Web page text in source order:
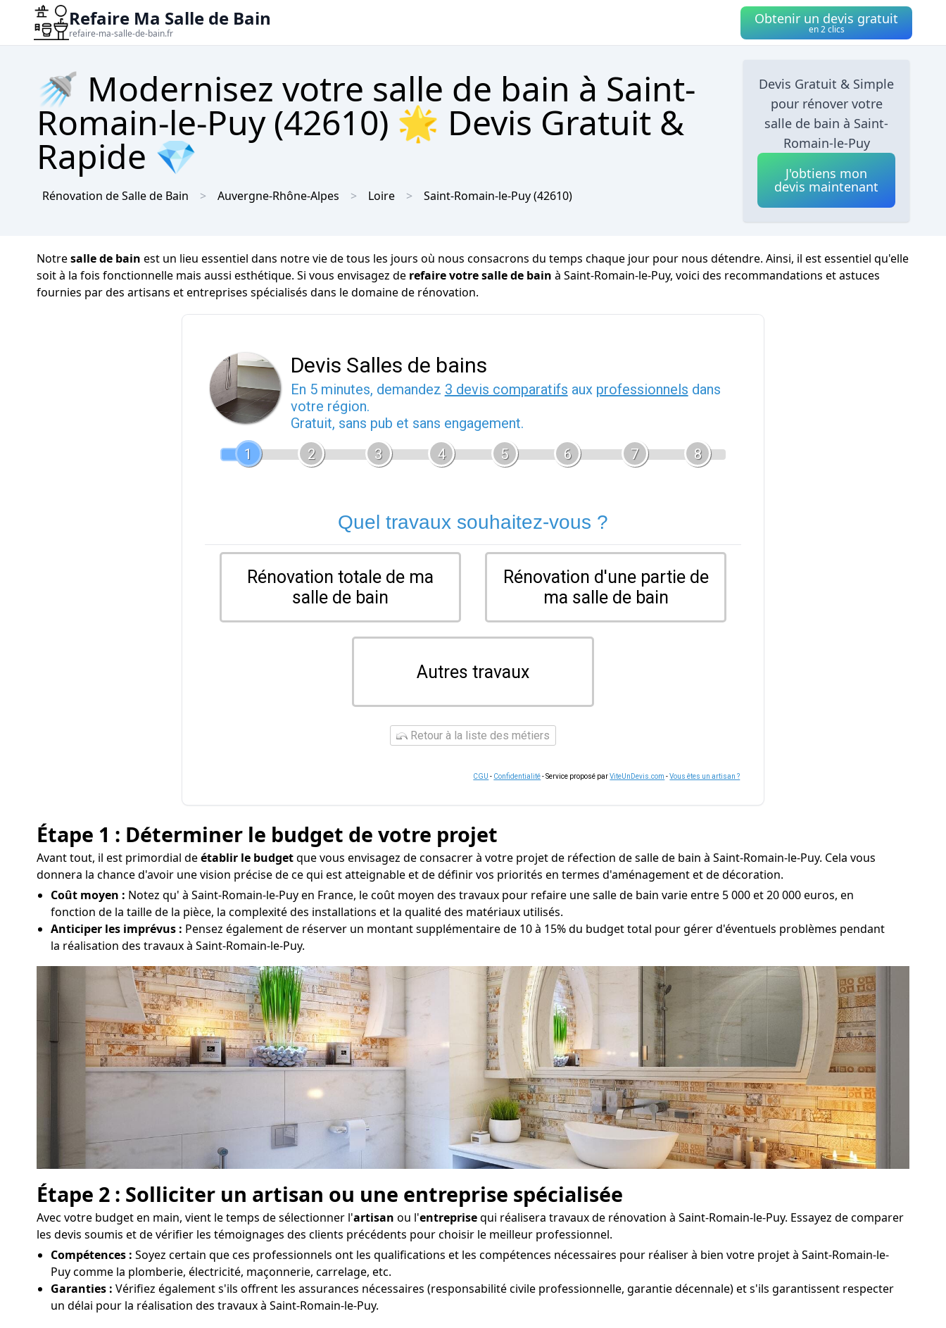
Refaire Ma Salle de Bain
refaire-ma-salle-de-bain.fr
Obtenir un devis gratuit
en 2 clics
🚿 Modernisez votre salle de bain à Saint-
Romain-le-Puy (42610) 🌟 Devis Gratuit &
Rapide 💎
Rénovation de Salle de Bain Auvergne-Rhône-Alpes Loire Saint-Romain-le-Puy(42610)
Devis Gratuit & Simple
pour rénover votre
salle de bain à Saint-
Romain-le-Puy
J'obtiens mon
devis maintenant
Notresalle de bain est un lieu essentiel dans notre vie de tous les jours où nous consacrons du temps chaque jour pour nous détendre. Ainsi, il est essentiel qu'elle
soit à la fois fonctionnelle mais aussi esthétique. Si vous envisagez de refaire votre salle de bain à Saint-Romain-le-Puy, voici des recommandations et astuces
fournies par des artisans et entreprises spécialisés dans le domaine de rénovation.
Devis Salles de bains
En 5 minutes, demandez 3 devis comparatifs aux professionnels dans
votre région.
Gratuit, sans pub et sans engagement.
1
2 3 4 5 6 7 8
Quel travaux souhaitez-vous ?
Rénovation totale de ma
salle de bain
Rénovation d'une partie de
ma salle de bain
Autres travaux
Retour à la liste des métiers
CGU - Confidentialité- Service proposé parViteUnDevis.com -Vous êtes un artisan ?
Étape 1 : Déterminer le budget de votre projet
Avant tout, il est primordial deétablir le budgetque vous envisagez de consacrer à votre projet de réfection de salle de bain à Saint-Romain-le-Puy. Cela vous
donnera la chance d'avoir une vision précise de ce qui est atteignable et de définir vos priorités en termes d'aménagement et de décoration.
Coût moyen : Notez qu' à Saint-Romain-le-Puy en France, le coût moyen des travaux pour refaire une salle de bain varie entre 5 000 et 20 000 euros, en
fonction de la taille de la pièce, la complexité des installations et la qualité des matériaux utilisés.
Anticiper les imprévus : Pensez également de réserver un montant supplémentaire de 10 à 15% du budget total pour gérer d'éventuels problèmes pendant
la réalisation des travaux à Saint-Romain-le-Puy.
Étape 2 : Solliciter un artisan ou une entreprise spécialisée
Avec votre budget en main, vient le temps de sélectionner l'artisan ou l'entreprisequi réalisera travaux de rénovation à Saint-Romain-le-Puy. Essayez de comparer
les devis soumis et de vérifier les témoignages des clients précédents pour choisir le meilleur professionnel.
Compétences : Soyez certain que ces professionnels ont les qualifications et les compétences nécessaires pour réaliser à bien votre projet à Saint-Romain-le-
Puy comme la plomberie, électricité, maçonnerie, carrelage, etc.
Garanties : Vérifiez également s'ils offrent les assurances nécessaires (responsabilité civile professionnelle, garantie décennale) et s'ils garantissent respecter
un délai pour la réalisation des travaux à Saint-Romain-le-Puy.